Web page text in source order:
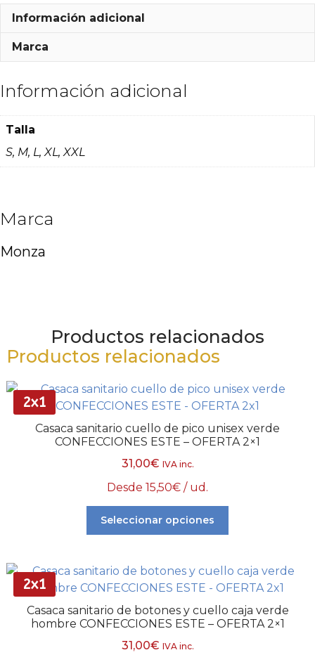
Información adicional
Marca
Información adicional
Talla
S, M, L, XL, XXL
Marca
Monza
Productos relacionados
Productos relacionados
2x1
Casaca sanitario cuello de pico unisex verde
CONFECCIONES ESTE – OFERTA 2×1
31,00€ IVA inc.
Desde 15,50€ / ud.
Seleccionar opciones
2x1
Casaca sanitario de botones y cuello caja verde
hombre CONFECCIONES ESTE – OFERTA 2×1
31,00€ IVA inc.